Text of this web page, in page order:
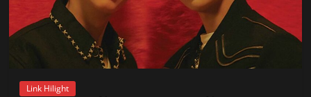
Link Hilight